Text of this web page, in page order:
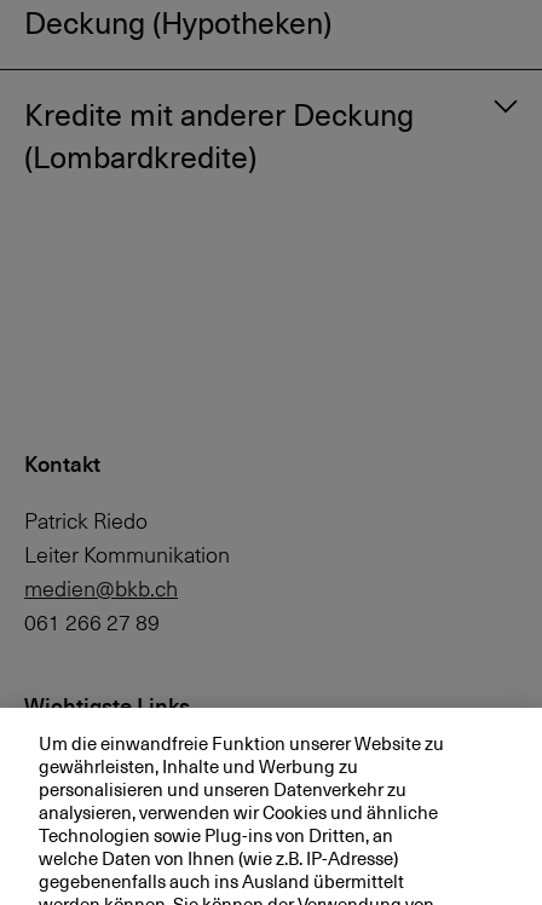
Deckung (Hypotheken)
Kredite mit anderer Deckung
(Lombardkredite)
Kontakt
Patrick Riedo
Leiter Kommunikation
medien@bkb.ch
061 266 27 89
Wichtigste Links
Investor Relations
Medien
bkb.ch
Um die einwandfreie Funktion unserer Website zu
gewährleisten, Inhalte und Werbung zu
personalisieren und unseren Datenverkehr zu
analysieren, verwenden wir Cookies und ähnliche
Technologien sowie Plug-ins von Dritten, an
welche Daten von Ihnen (wie z.B. IP-Adresse)
gegebenenfalls auch ins Ausland übermittelt